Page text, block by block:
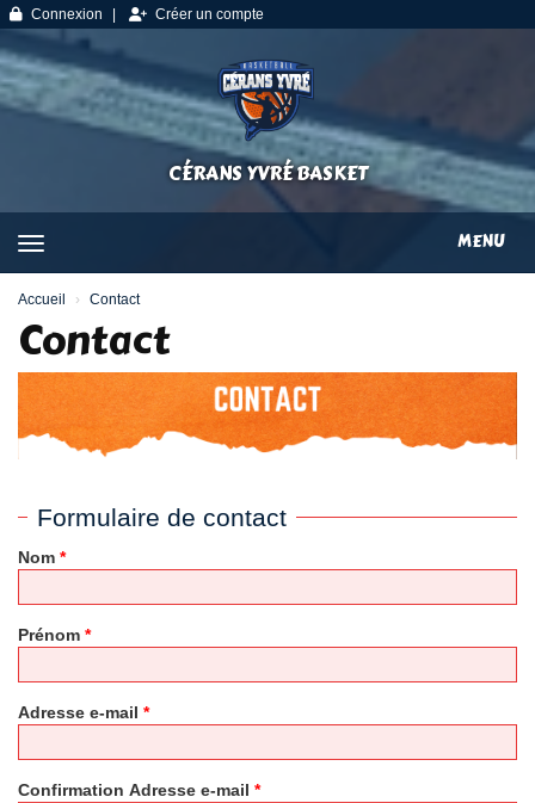
Connexion Créer un compte
CÉRANS YVRÉ BASKET
MENU
Accueil Contact
Contact
Formulaire de contact
*
*
*
Nom *
Prénom *
Adresse e-mail *
Confirmation Adresse e-mail *
Panneau de gestion des cookies